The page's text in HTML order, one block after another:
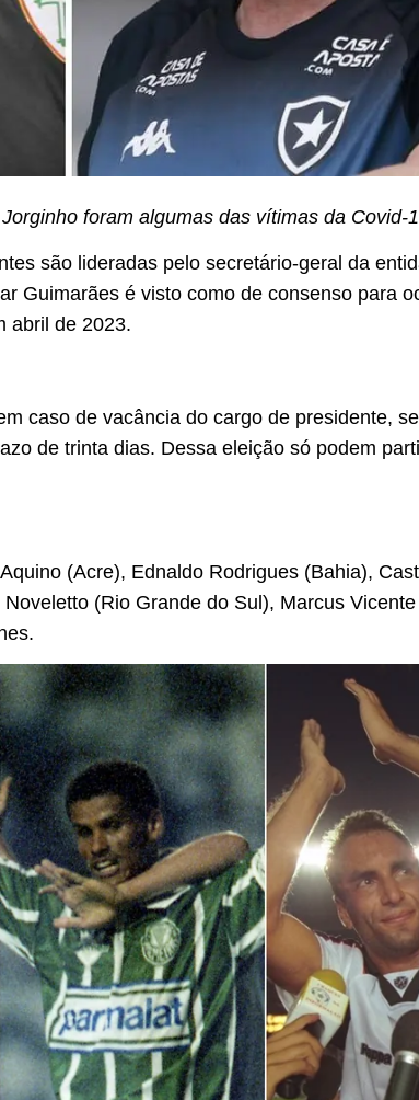
foram algumas das vítimas da Covid-
são lideradas pelo secretário-geral da
Guimarães é visto como de consenso para
abril de 2023.
caso de vacância do cargo de presidente,
de trinta dias. Dessa eleição só podem
(Acre), Ednaldo Rodrigues (Bahia),
(Rio Grande do Sul), Marcus